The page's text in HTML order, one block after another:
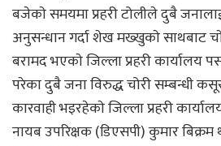
बजेकाे समयमा प्रहरी टोलीले दुबै
अनुसन्धान गर्दा शेख मख्खुकाे साथबाट
बरामद भएकाे जिल्ला प्रहरी कार्यालय
परेका दुबै जना विरुद्ध चोरी सम्बन्धी
कारवाही भइरहेकाे जिल्ला प्रहरी
नायब उपरिक्षक (डिएसपी) कुमार बिक्रम